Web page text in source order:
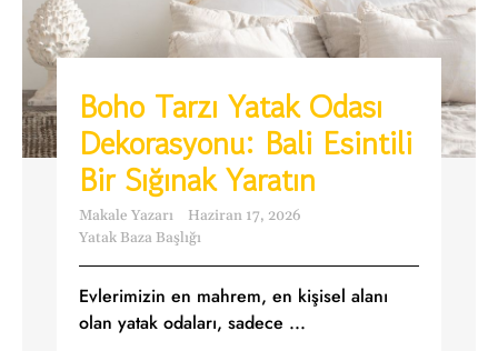
Boho Tarzı Yatak Odası
Dekorasyonu: Bali Esintili
Bir Sığınak Yaratın
Makale Yazarı
Haziran 17, 2026
Yatak Baza Başlığı
Evlerimizin en mahrem, en kişisel alanı
olan yatak odaları, sadece ...